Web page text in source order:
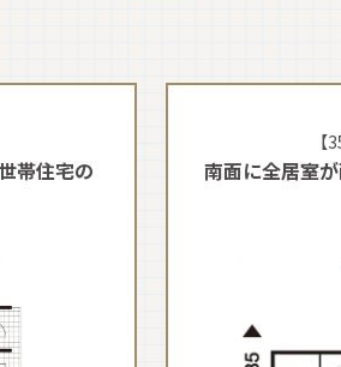
帯住宅の
【
南面に全居室